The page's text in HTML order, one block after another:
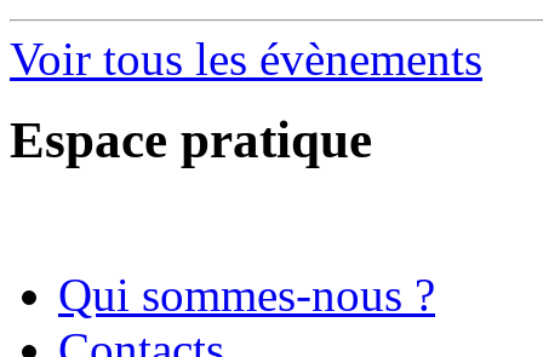
Voir tous les évènements
Espace pratique
Qui sommes-nous ?